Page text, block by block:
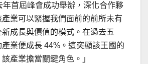
年首屆峰會成功舉辦，深化合作夥
業可以緊握我們面前的前所未有
成長與價值的模式。在過去五
業便成長 44%。這突顯該王國的
產業擔當關鍵角色。」